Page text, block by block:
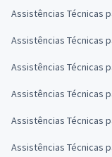
Assistências Técnicas
Assistências Técnicas
Assistências Técnicas
Assistências Técnicas
Assistências Técnicas
Assistências Técnicas